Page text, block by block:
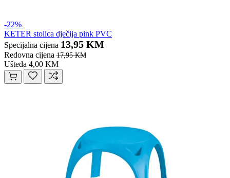
-22%
KETER stolica dječija pink PVC
Specijalna cijena 13,95 KM
Redovna cijena 17,95 KM
Ušteda 4,00 KM